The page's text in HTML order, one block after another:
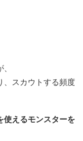
、スカウトする頻度
使えるモンスターを